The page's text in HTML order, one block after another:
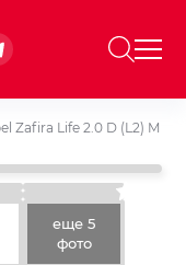
Zafira Life 2.0 D (L2) M
еще 5
фото